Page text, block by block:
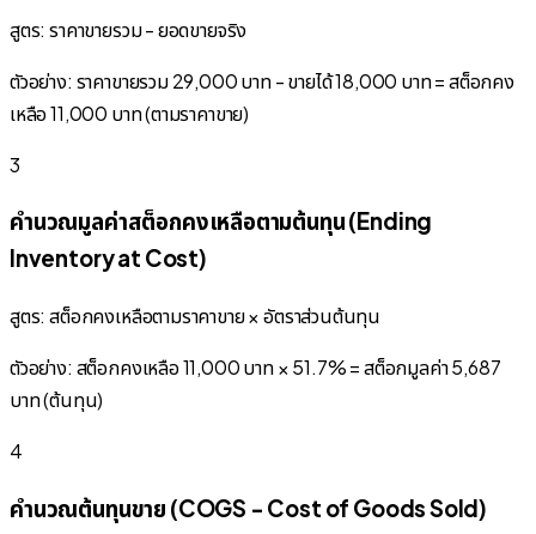
สูตร: ราคาขายรวม - ยอดขายจริง
ตัวอย่าง: ราคาขายรวม 29,000 บาท - ขายได้ 18,000 บาท = สต็อกคง
เหลือ 11,000 บาท (ตามราคาขาย)
3
คำนวณมูลค่าสต็อกคงเหลือตามต้นทุน (Ending
Inventory at Cost)
สูตร: สต็อกคงเหลือตามราคาขาย × อัตราส่วนต้นทุน
ตัวอย่าง: สต็อกคงเหลือ 11,000 บาท × 51.7% = สต็อกมูลค่า 5,687
บาท (ต้นทุน)
4
คำนวณต้นทุนขาย (COGS - Cost of Goods Sold)